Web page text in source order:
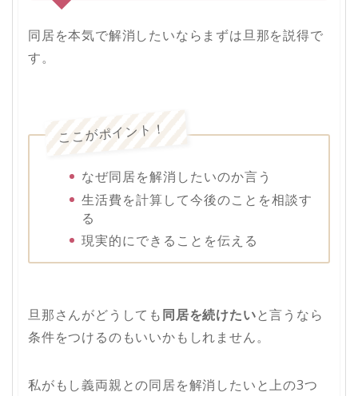
同居を本気で解消したいならまずは旦那を説得で
す。
ここがポイント！
なぜ同居を解消したいのか言う
生活費を計算して今後のことを相談す
る
現実的にできることを伝える
旦那さんがどうしても同居を続けたいと言うなら
条件をつけるのもいいかもしれません。
私がもし義両親との同居を解消したいと上の3つ